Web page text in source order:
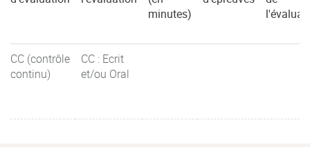
minutes)
CC (contrôle
continu)
CC : Ecrit
et/ou Oral